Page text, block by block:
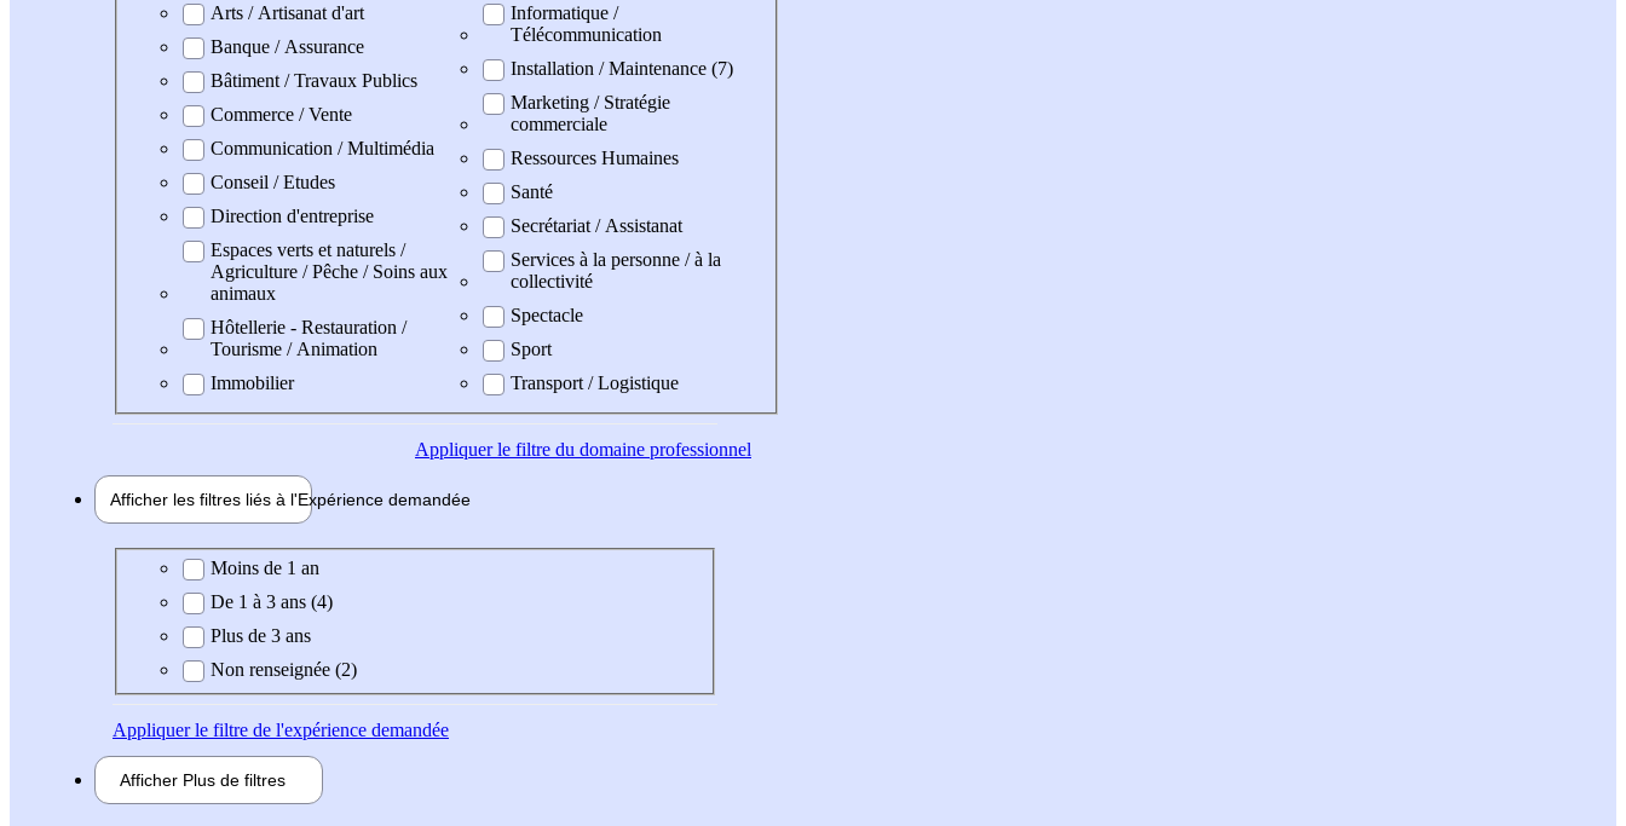
Arts / Artisanat d'art
Banque / Assurance
Bâtiment / Travaux Publics
Commerce / Vente
Communication / Multimédia
Conseil / Etudes
Direction d'entreprise
Espaces verts et naturels /
Agriculture / Pêche / Soins aux
animaux
Hôtellerie - Restauration /
Tourisme / Animation
Immobilier
Informatique /
Télécommunication
Installation / Maintenance (7)
Marketing / Stratégie
commerciale
Ressources Humaines
Santé
Secrétariat / Assistanat
Services à la personne / à la
collectivité
Spectacle
Sport
Transport / Logistique
Appliquerle filtre du domaine professionnel
Afficher les filtres liés à l'Expérience demandée
Expérience demandée
Moins de 1 an
De 1 à 3 ans (4)
Plus de 3 ans
Non renseignée (2)
Appliquerle filtre de l'expérience demandée
Afficher Plus de filtres